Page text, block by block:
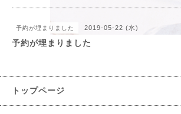
予約が埋まりました 2019-05-22 (水)
予約が埋まりました
トップページ